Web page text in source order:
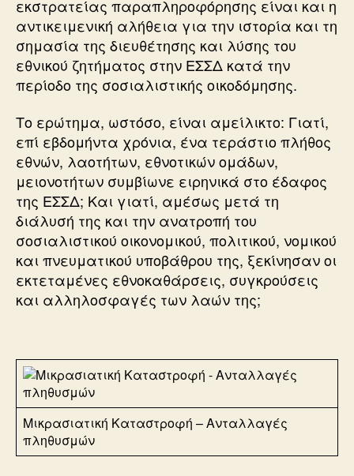
εκστρατείας παραπληροφόρησης είναι και η
αντικειμενική αλήθεια για την ιστορία και τη
σημασία της διευθέτησης και λύσης του
εθνικού ζητήματος στην ΕΣΣΔ κατά την
περίοδο της σοσιαλιστικής οικοδόμησης.
Το ερώτημα, ωστόσο, είναι αμείλικτο: Γιατί,
επί εβδομήντα χρόνια, ένα τεράστιο πλήθος
εθνών, λαοτήτων, εθνοτικών ομάδων,
μειονοτήτων συμβίωνε ειρηνικά στο έδαφος
της ΕΣΣΔ; Και γιατί, αμέσως μετά τη
διάλυσή της και την ανατροπή του
σοσιαλιστικού οικονομικού, πολιτικού, νομικού
και πνευματικού υποβάθρου της, ξεκίνησαν οι
εκτεταμένες εθνοκαθάρσεις, συγκρούσεις
και αλληλοσφαγές των λαών της;
Μικρασιατική Καταστροφή – Ανταλλαγές
πληθυσμών